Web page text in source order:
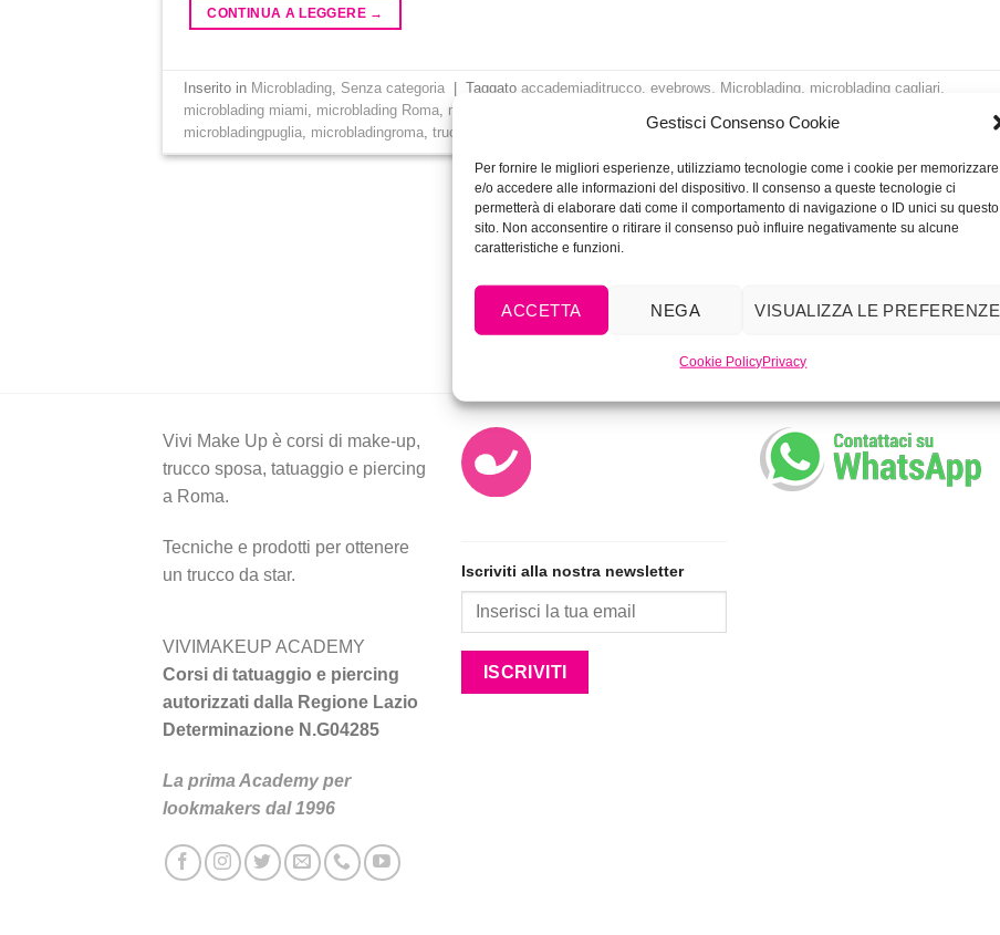
Gestisci Consenso Cookie
Per fornire le migliori esperienze, utilizziamo tecnologie come i cookie per memorizzare
e/o accedere alle informazioni del dispositivo. Il consenso a queste tecnologie ci
permetterà di elaborare dati come il comportamento di navigazione o ID unici su questo
sito. Non acconsentire o ritirare il consenso può influire negativamente su alcune
caratteristiche e funzioni.
ACCETTA NEGA VISUALIZZA LE PREFERENZE
Cookie PolicyPrivacy
CONTINUA A LEGGERE →
Inserito in Microblading, Senza categoria Taggatoaccademiaditrucco,eyebrows, Microblading, microblading cagliari,
microblading miami, microblading Roma, microbladingcagliari
microbladingpuglia, microbladingroma,trucco Semipermanente Vivianaramassotto,Vivimakeupacademy Lascia un commento
Vivi Make Up è corsi di make-up,
trucco sposa, tatuaggio e piercing
a Roma.
Tecniche e prodotti per ottenere
un trucco da star.
VIVIMAKEUP ACADEMY
Corsi di tatuaggio e piercing
autorizzati dalla Regione Lazio
Determinazione N.G04285
La prima Academy per
lookmakers dal 1996
Iscriviti alla nostra newsletter